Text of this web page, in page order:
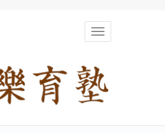
Toggle
navigation